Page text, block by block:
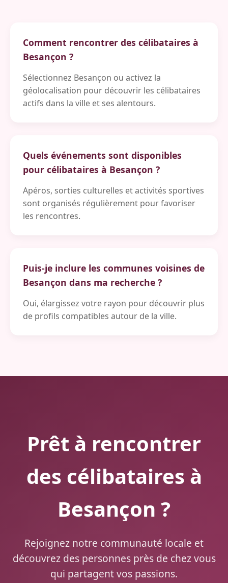
Comment rencontrer des célibataires à
Besançon ?
Sélectionnez Besançon ou activez la
géolocalisation pour découvrir les célibataires
actifs dans la ville et ses alentours.
Quels événements sont disponibles
pour célibataires à Besançon ?
Apéros, sorties culturelles et activités sportives
sont organisés régulièrement pour favoriser
les rencontres.
Puis-je inclure les communes voisines de
Besançon dans ma recherche ?
Oui, élargissez votre rayon pour découvrir plus
de profils compatibles autour de la ville.
Prêt à rencontrer
des célibataires à
Besançon ?
Rejoignez notre communauté locale et
découvrez des personnes près de chez vous
qui partagent vos passions.